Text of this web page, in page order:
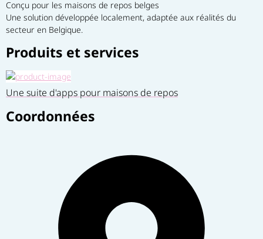
Conçu pour les maisons de repos belges
Une solution développée localement, adaptée aux réalités du
secteur en Belgique.
Produits et services
Une suite d'apps pour maisons de repos
Coordonnées